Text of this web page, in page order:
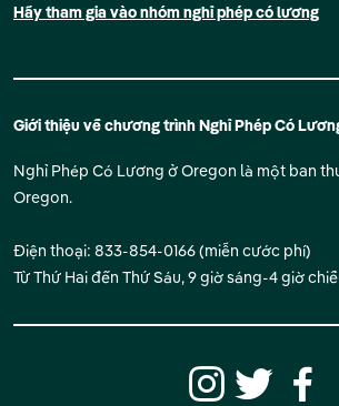
Giới thiệu về chương trình Nghỉ Phép Có
Nghỉ Phép Có Lương ở Oregon là một ban
Oregon.
Điện thoại: 833-854-0166 (miễn cước phí)
Từ Thứ Hai đến Thứ Sáu, 9 giờ sáng-4 giờ
Hãy tham gia vào nhóm nghỉ phép có lương